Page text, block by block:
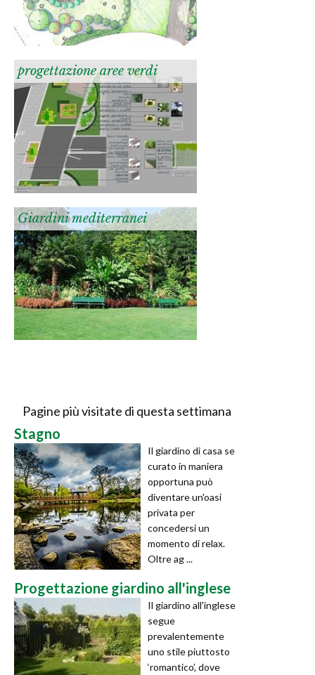
progettazione aree verdi
Giardini mediterranei
Pagine più visitate di questa settimana
Stagno
Il giardino di casa se
curato in maniera
opportuna può
diventare un'oasi
privata per
concedersi un
momento di relax.
Oltre ag ...
Progettazione giardino all'inglese
Il giardino all'inglese
segue
prevalentemente
uno stile piuttosto
‘romantico’, dove